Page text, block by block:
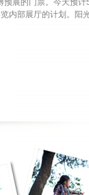
展的门票。今天预计
内部展厅的计划。阳